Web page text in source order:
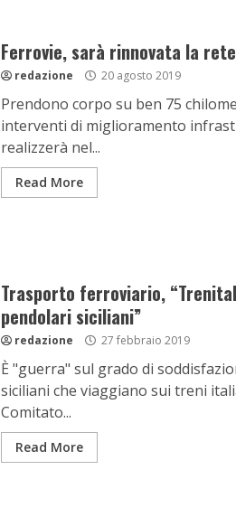
Ferrovie, sarà rinnovata la
redazione 20 agosto 2019
Prendono corpo su ben 75
interventi di miglioramento
realizzerà nel...
Read More
Trasporto ferroviario,
pendolari siciliani”
redazione 27 febbraio 2019
È "guerra" sul grado di
siciliani che viaggiano sui treni
Comitato...
Read More